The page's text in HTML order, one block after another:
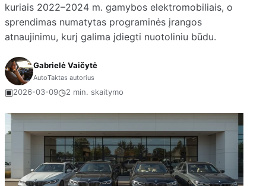
kuriais 2022–2024 m. gamybos elektromobiliais, o
sprendimas numatytas programinės įrangos
atnaujinimu, kurį galima įdiegti nuotoliniu būdu.
Gabrielė Vaičytė
AutoTaktas autorius
▣2026-03-09◷2 min. skaitymo